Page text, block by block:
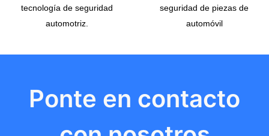
tecnología de seguridad
automotriz.
seguridad de piezas de
automóvil
Ponte en contacto